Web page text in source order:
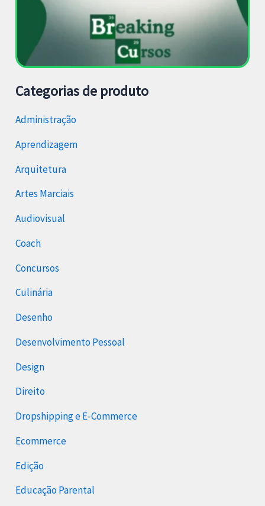
Categorias de produto
Administração
Aprendizagem
Arquitetura
Artes Marciais
Audiovisual
Coach
Concursos
Culinária
Desenho
Desenvolvimento Pessoal
Design
Direito
Dropshipping e E-Commerce
Ecommerce
Edição
Educação Parental